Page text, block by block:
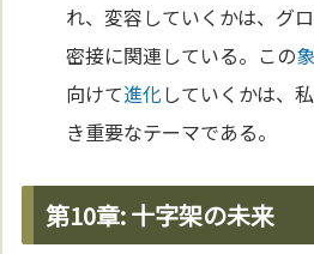
れ、変容していくかは、グ
密接に関連している。この
向けて進化していくかは、
き重要なテーマである。
第10章: 十字架の未来